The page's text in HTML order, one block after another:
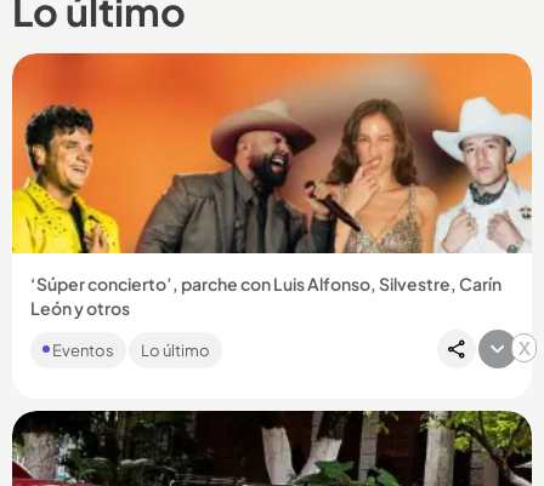
x
Lo último
‘Súper concierto’, parche con Luis Alfonso, Silvestre, Carín
León y otros
Si usted es de los que le gustan los parches donde le suenan
de todo, el ‘Súper concierto’ puede ser el evento que más
Eventos Lo último